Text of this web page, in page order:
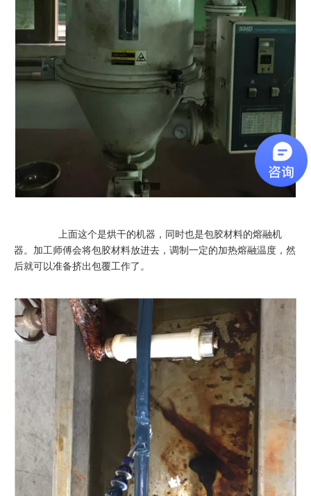
上面这个是烘干的机器，同时也是包胶材料的熔融机
器。加工师傅会将包胶材料放进去，调制一定的加热熔融温度，然
后就可以准备挤出包覆工作了。